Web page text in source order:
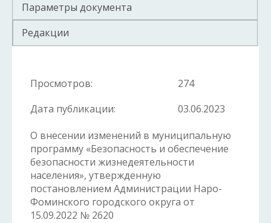
Параметры документа
Редакции
Просмотров:
274
Дата публикации:
03.06.2023
О внесении изменений в муниципальную
программу «Безопасность и обеспечение
безопасности жизнедеятельности
населения», утвержденную
постановлением Администрации Наро-
Фоминского городского округа от
15.09.2022 № 2620